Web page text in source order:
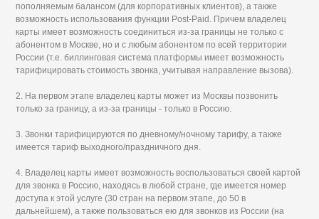
пополняемым балансом (для корпоративных клиентов), а также
возможность использования функции Post-Paid. Причем владелец
карты имеет возможность соединиться из-за границы не только с
абонентом в Москве, но и с любым абонентом по всей территории
России (т.е. биллинговая система платформы имеет возможность
тарифицировать стоимость звонка, учитывая направление вызова).
2. На первом этапе владелец карты может из Москвы позвонить
только за границу, а из-за границы - только в Россию.
3. Звонки тарифицируются по дневному/ночному тарифу, а также
имеется тариф выходного/праздничного дня.
4. Владелец карты имеет возможность воспользоваться своей картой
для звонка в Россию, находясь в любой стране, где имеется номер
доступа к этой услуге (30 стран на первом этапе, до 50 в
дальнейшем), а также пользоваться ею для звонков из России (на